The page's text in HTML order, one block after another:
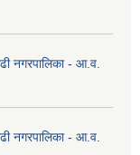
नगरपालिका - आ.व.
नगरपालिका - आ.व.